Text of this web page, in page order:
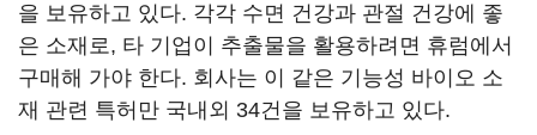
을 보유하고 있다. 각각 수면 건강과 관절 건강에 좋
은 소재로, 타 기업이 추출물을 활용하려면 휴럼에서
구매해 가야 한다. 회사는 이 같은 기능성 바이오 소
재 관련 특허만 국내외 34건을 보유하고 있다.